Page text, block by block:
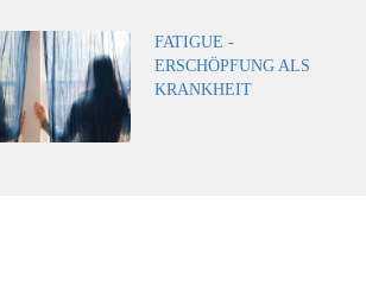
FATIGUE -
ERSCHÖPFUNG ALS
KRANKHEIT